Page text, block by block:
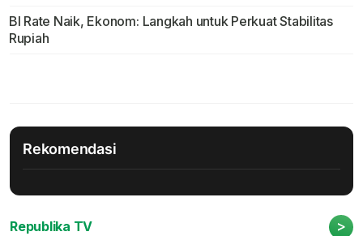
BI Rate Naik, Ekonom: Langkah untuk Perkuat Stabilitas
Rupiah
Rekomendasi
Republika TV >